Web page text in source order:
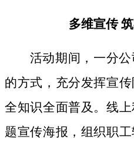
多维宣传筑
活动期间， 一分
的方式， 充分发挥宣
全知识全面普及。线
题宣传海报，组织职